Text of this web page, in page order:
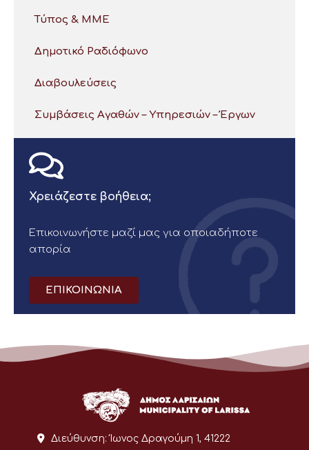
Τύπος & ΜΜΕ
Δημοτικό Ραδιόφωνο
Διαβουλεύσεις
Συμβάσεις Αγαθών – Υπηρεσιών – Έργων
Χρειάζεστε βοήθεια;
Επικοινωνήστε μαζί μας για οποιαδήποτε
απορία
ΕΠΙΚΟΙΝΩΝΙΑ
Διεύθυνση: Ίωνος Δραγούμη 1, 41222